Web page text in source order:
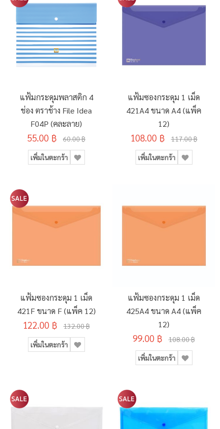
แฟ้มกระดุมพลาสติก 4
ช่อง ตราช้าง File Idea
F04P (คละลาย)
55.00 ฿ 60.00 ฿
เพิ่มในตะกร้า
แฟ้มซองกระดุม 1 เม็ด
421A4 ขนาด A4 (แพ็ค
12)
108.00 ฿ 117.00 ฿
เพิ่มในตะกร้า
แฟ้มซองกระดุม 1 เม็ด
421F ขนาด F (แพ็ค 12)
122.00 ฿ 132.00 ฿
เพิ่มในตะกร้า
แฟ้มซองกระดุม 1 เม็ด
425A4 ขนาด A4 (แพ็ค
12)
99.00 ฿ 108.00 ฿
เพิ่มในตะกร้า